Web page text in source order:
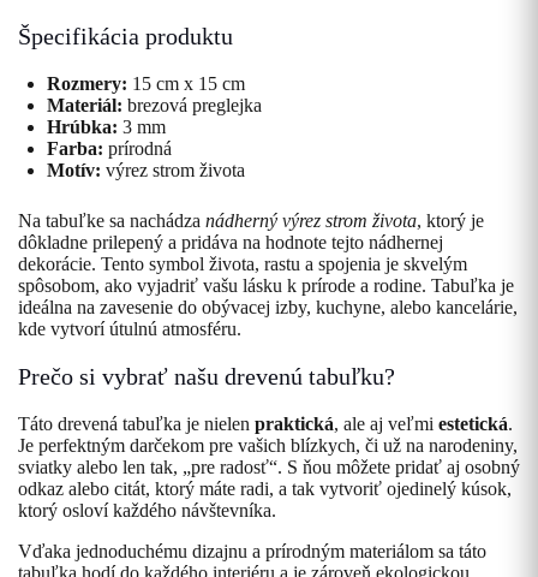
Špecifikácia produktu
Rozmery: 15 cm x 15 cm
Materiál: brezová preglejka
Hrúbka: 3 mm
Farba: prírodná
Motív: výrez strom života
Na tabuľke sa nachádza nádherný výrez strom života, ktorý je
dôkladne prilepený a pridáva na hodnote tejto nádhernej
dekorácie. Tento symbol života, rastu a spojenia je skvelým
spôsobom, ako vyjadriť vašu lásku k prírode a rodine. Tabuľka je
ideálna na zavesenie do obývacej izby, kuchyne, alebo kancelárie,
kde vytvorí útulnú atmosféru.
Prečo si vybrať našu drevenú tabuľku?
Táto drevená tabuľka je nielen praktická, ale aj veľmi estetická.
Je perfektným darčekom pre vašich blízkych, či už na narodeniny,
sviatky alebo len tak, „pre radosť“. S ňou môžete pridať aj osobný
odkaz alebo citát, ktorý máte radi, a tak vytvoriť ojedinelý kúsok,
ktorý osloví každého návštevníka.
Vďaka jednoduchému dizajnu a prírodným materiálom sa táto
tabuľka hodí do každého interiéru a je zároveň ekologickou